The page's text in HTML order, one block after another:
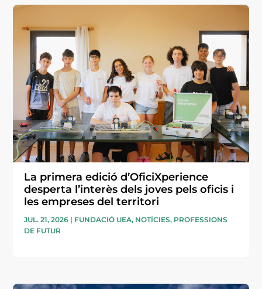
La primera edició d’OficiXperience
desperta l’interès dels joves pels oficis i
les empreses del territori
JUL. 21, 2026 | FUNDACIÓ UEA, NOTÍCIES, PROFESSIONS
DE FUTUR